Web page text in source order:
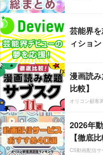
芸能界
ィショ
漫画読
比較】
オリコン顧客
2026年
【徹底比
CS動画配信サ